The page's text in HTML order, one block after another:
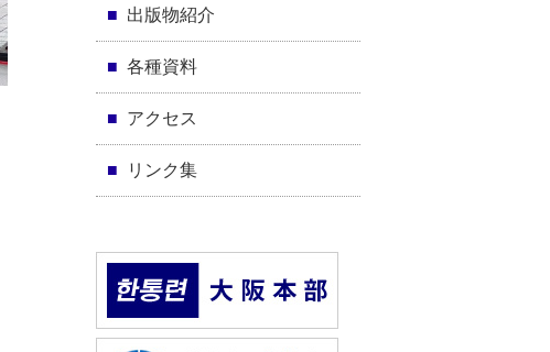
出版物紹介
各種資料
アクセス
リンク集